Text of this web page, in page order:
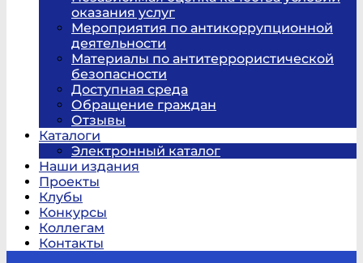
оказания услуг
Мероприятия по антикоррупционной
деятельности
Материалы по антитеррористической
безопасности
Доступная среда
Обращение граждан
Отзывы
Каталоги
Электронный каталог
Наши издания
Проекты
Клубы
Конкурсы
Коллегам
Контакты